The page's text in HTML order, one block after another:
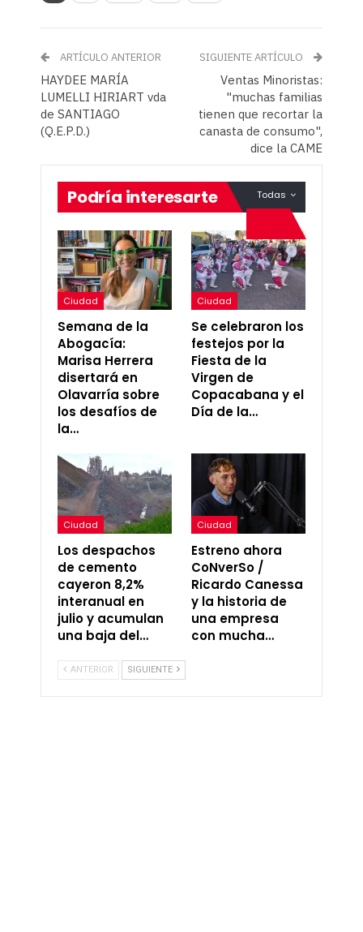
ARTÍCULO ANTERIOR
HAYDEE MARÍA
LUMELLI HIRIART vda
de SANTIAGO
(Q.E.P.D.)
SIGUIENTE ARTÍCULO
Ventas Minoristas:
"muchas familias
tienen que recortar la
canasta de consumo",
dice la CAME
Todas
Podría interesarte
Ciudad
Semana de la
Abogacía:
Marisa Herrera
disertará en
Olavarría sobre
los desafíos de
la…
Ciudad
Se celebraron los
festejos por la
Fiesta de la
Virgen de
Copacabana y el
Día de la…
Ciudad
Los despachos
de cemento
cayeron 8,2%
interanual en
julio y acumulan
una baja del…
Ciudad
Estreno ahora
CoNverSo /
Ricardo Canessa
y la historia de
una empresa
con mucha…
ANTERIOR SIGUIENTE